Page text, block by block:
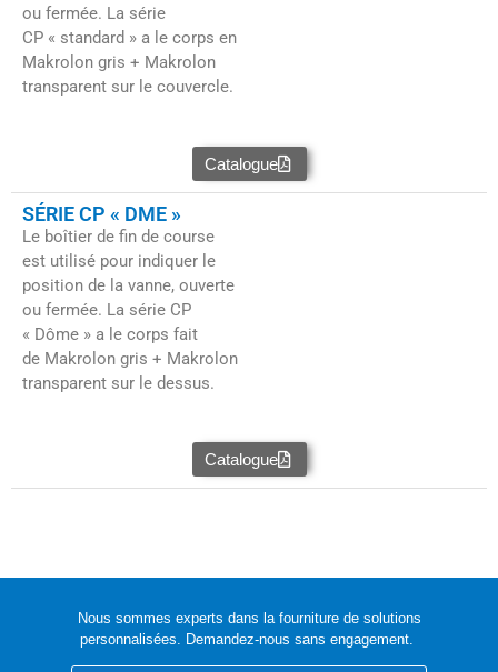
ou fermée. La série
CP « standard » a le corps en
Makrolon gris + Makrolon
transparent sur le couvercle.
Catalogue
SÉRIE CP « DME »
Le boîtier de fin de course
est utilisé pour indiquer le
position de la vanne, ouverte
ou fermée. La série CP
« Dôme » a le corps fait
de Makrolon gris + Makrolon
transparent sur le dessus.
Catalogue
Nous sommes experts dans la fourniture de solutions
personnalisées. Demandez-nous sans engagement.